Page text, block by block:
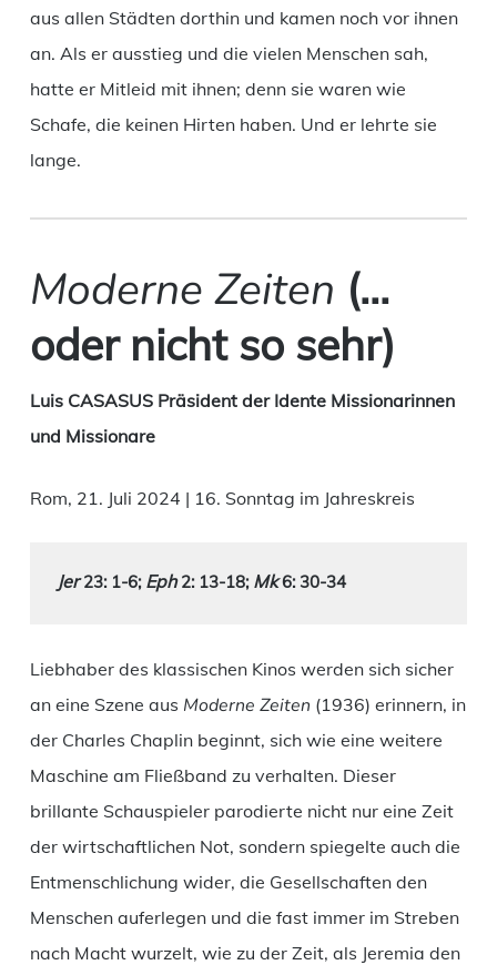
aus allen Städten dorthin und kamen noch vor ihnen
an. Als er ausstieg und die vielen Menschen sah,
hatte er Mitleid mit ihnen; denn sie waren wie
Schafe, die keinen Hirten haben. Und er lehrte sie
lange.
Moderne Zeiten (…
oder nicht so sehr)
Luis CASASUS Präsident der Idente Missionarinnen
und Missionare
Rom, 21. Juli 2024 | 16. Sonntag im Jahreskreis
Jer 23: 1-6; Eph 2: 13-18; Mk 6: 30-34
Liebhaber des klassischen Kinos werden sich sicher
an eine Szene aus Moderne Zeiten (1936) erinnern, in
der Charles Chaplin beginnt, sich wie eine weitere
Maschine am Fließband zu verhalten. Dieser
brillante Schauspieler parodierte nicht nur eine Zeit
der wirtschaftlichen Not, sondern spiegelte auch die
Entmenschlichung wider, die Gesellschaften den
Menschen auferlegen und die fast immer im Streben
nach Macht wurzelt, wie zu der Zeit, als Jeremia den